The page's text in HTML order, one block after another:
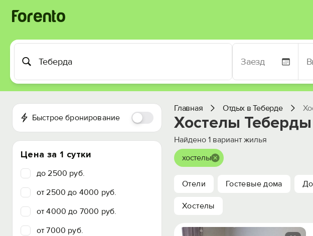
Быстрое бронирование
Цена за 1 сутки
до 2500 руб.
от 2500 до 4000 руб.
от 4000 до 7000 руб.
от 7000 руб.
Главная Отдых в Теберде
Хостелы Теберды
Найдено 1 вариант жилья
хостелы
Отели Гостевые дома
Хостелы